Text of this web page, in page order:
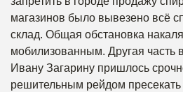
магазинов было вывезено всё
склад. Общая обстановка
мобилизованным. Другая часть
Ивану Загарину пришлось
решительным рейдом